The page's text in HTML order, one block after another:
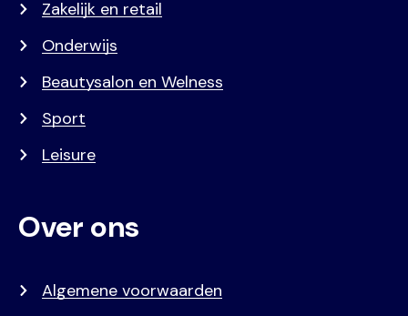
Zakelijk en retail
Onderwijs
Beautysalon en Welness
Sport
Leisure
Over ons
Algemene voorwaarden